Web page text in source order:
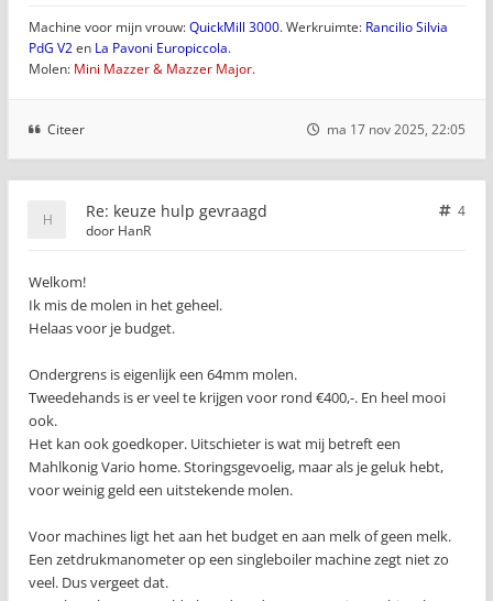
Machine voor mijn vrouw:QuickMill 3000. Werkruimte: Rancilio Silvia
PdG V2en La Pavoni Europiccola.
Molen: Mini Mazzer & Mazzer Major.
Citeer ma 17 nov 2025, 22:05
Re: keuze hulp gevraagd
4
door HanR
Welkom!
Ik mis de molen in het geheel.
Helaas voor je budget.
Ondergrens is eigenlijk een 64mm molen.
Tweedehands is er veel te krijgen voor rond €400,-. En heel mooi
ook.
Het kan ook goedkoper. Uitschieter is wat mij betreft een
Mahlkonig Vario home. Storingsgevoelig, maar als je geluk hebt,
voor weinig geld een uitstekende molen.
Voor machines ligt het aan het budget en aan melk of geen melk.
Een zetdrukmanometer op een singleboiler machine zegt niet zo
veel. Dus vergeet dat.